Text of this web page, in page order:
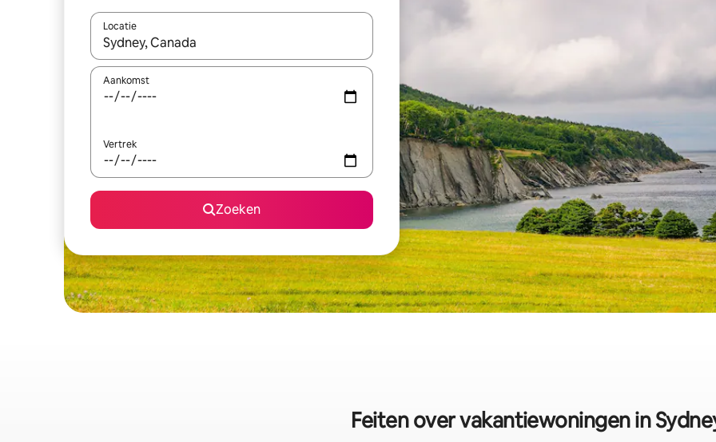
Locatie
Wanneer er suggesties beschikbaar zijn, maak je een keuze met je de pijltjestoetsen omhoog en omlaag, óf door te
Aankomst
Vertrek
Zoeken
Feiten over vakantiewoningen in